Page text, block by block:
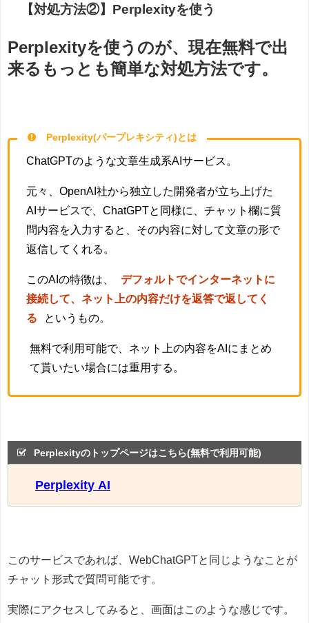
【対処方法②】Perplexityを使う
Perplexityを使うのが、現在無料で出
来るもっとも簡単な対処方法です。
Perplexity(パープレキシティ)とは
ChatGPTのような文章生成系AIサービス。
元々、OpenAI社から独立した開発者が立ち上げた
AIサービスで、ChatGPTと同様に、チャット欄に質
問内容を入力すると、その内容に対して文章の形で
返信してくれる。
このAIの特徴は、
デフォルトでインターネットに
接続して、ネット上の内容だけを返答で返してく
る
というもの。
無料で利用可能で、ネット上の内容をAIにまとめ
て貰いたい場合には重用する。
Perplexityのトップページはこちら(無料で利用可能)
Perplexity AI
このサービスであれば、WebChatGPTと同じようなことが
チャット形式で質問可能です。
実際にアクセスしてみると、画面はこのような感じです。